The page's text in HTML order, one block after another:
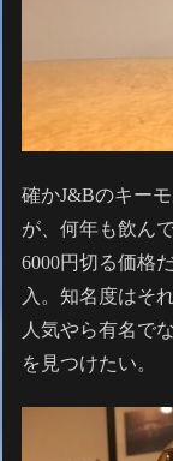
確かJ&Bのキー
が、何年も飲ん
6000円切る価格
入。知名度はそ
人気やら有名で
を見つけたい。